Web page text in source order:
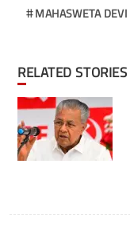
MAHASWETA DEVI
RELATED STORIES